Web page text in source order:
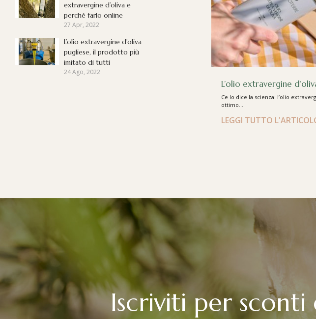
L’olio extravergine
Ce lo dice la scienza: l’olio
ottimo...
LEGGI TUTTO
extravergine d’oliva e
perché farlo online
27 Apr, 2022
L’olio extravergine d’oliva
pugliese, il prodotto più
imitato di tutti
24 Ago, 2022
Iscriviti per sconti